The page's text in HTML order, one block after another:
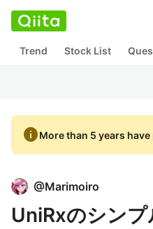
Trend Stock List
infoMore than 5 years
@Marimoiro
UniRxのシン